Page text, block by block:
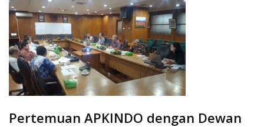
Pertemuan APKINDO dengan Dewan